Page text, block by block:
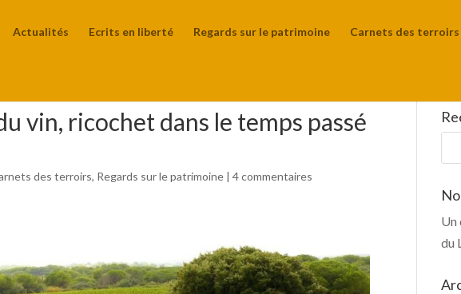
Actualités Ecrits en liberté Regards sur le patrimoine Carnets des terroirs
vin, ricochet dans le temps passé
des terroirs, Regards sur le patrimoine |4 commentaires
Un
du